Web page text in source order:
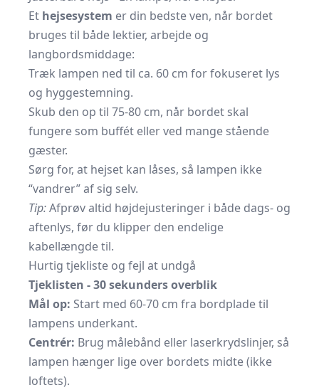
Et hejsesystem er din bedste ven, når bordet
bruges til både lektier, arbejde og
langbordsmiddage:
Træk lampen ned til ca. 60 cm for fokuseret lys
og hyggestemning.
Skub den op til 75-80 cm, når bordet skal
fungere som buffét eller ved mange stående
gæster.
Sørg for, at hejset kan låses, så lampen ikke
“vandrer” af sig selv.
Tip:Afprøv altid højdejusteringer i både dags- og
aftenlys, før du klipper den endelige
kabellængde til.
Hurtig tjekliste og fejl at undgå
Tjeklisten - 30 sekunders overblik
Mål op: Start med 60-70 cm fra bordplade til
lampens underkant.
Centrér: Brug målebånd eller laserkrydslinjer, så
lampen hænger lige over bordets midte (ikke
loftets).